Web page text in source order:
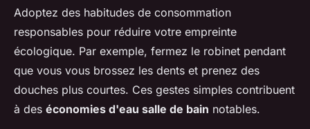
Adoptez des habitudes de consommation
responsables pour réduire votre empreinte
écologique. Par exemple, fermez le robinet pendant
que vous vous brossez les dents et prenez des
douches plus courtes. Ces gestes simples contribuent
à des économies d'eau salle de bain notables.